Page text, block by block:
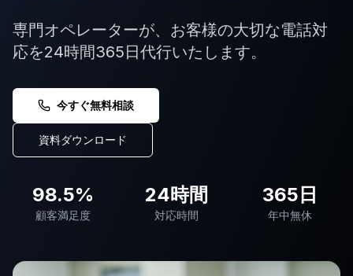
専門オペレーターが、お客様の大切な電話対
応を24時間365日代行いたします。
今すぐ無料相談
資料ダウンロード
98.5%
顧客満足度
24時間
対応時間
365日
年中無休